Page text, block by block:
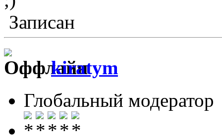
Записан
kiratym
Глобальный модератор